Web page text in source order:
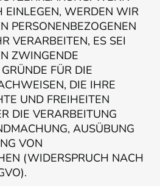
EINLEGEN, WERDEN WIR
PERSONENBEZOGENEN
VERARBEITEN, ES SEI
ZWINGENDE
FÜR DIE
DIE IHRE
UND FREIHEITEN
DIE VERARBEITUNG
AUSÜBUNG
VON
(WIDERSPRUCH NACH